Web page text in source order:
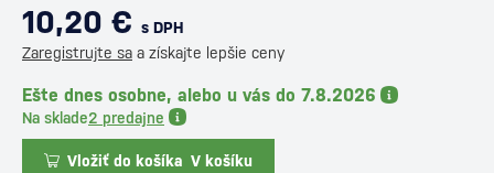
10,20 € s DPH
Zaregistrujte sa a získajte lepšie ceny
Ešte dnes osobne, alebo u vás do 7.8.2026
Na sklade2 predajne
Vložiť do košíka V košíku